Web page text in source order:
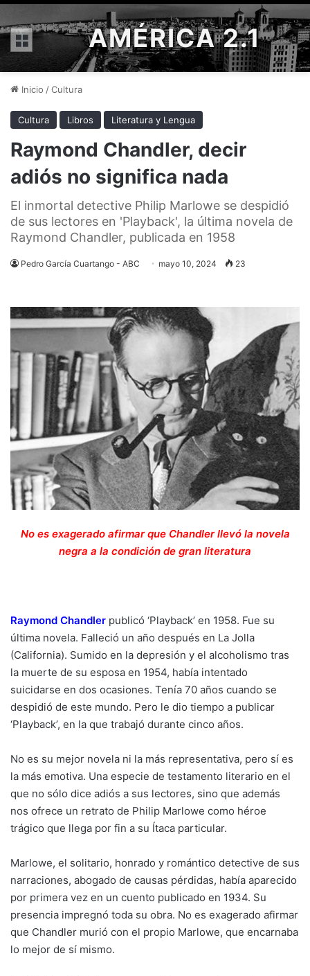
Menú AMÉRICA 2.1
Inicio /Cultura
Cultura Libros Literatura y Lengua
Raymond Chandler, decir
adiós no significa nada
El inmortal detective Philip Marlowe se despidió
de sus lectores en 'Playback', la última novela de
Raymond Chandler, publicada en 1958
Pedro García Cuartango - ABC mayo 10, 2024 23
No es exagerado afirmar que Chandler llevó la novela
negra a la condición de gran literatura
Raymond Chandler publicó ‘Playback’ en 1958. Fue su
última novela. Falleció un año después en La Jolla
(California). Sumido en la depresión y el alcoholismo tras
la muerte de su esposa en 1954, había intentado
suicidarse en dos ocasiones. Tenía 70 años cuando se
despidió de este mundo. Pero le dio tiempo a publicar
‘Playback’, en la que trabajó durante cinco años.
No es su mejor novela ni la más representativa, pero sí es
la más emotiva. Una especie de testamento literario en el
que no sólo dice adiós a sus lectores, sino que además
nos ofrece un retrato de Philip Marlowe como héroe
trágico que llega por fin a su Ítaca particular.
Marlowe, el solitario, honrado y romántico detective de sus
narraciones, abogado de causas pérdidas, había aparecido
por primera vez en un cuento publicado en 1934. Su
presencia impregnó toda su obra. No es exagerado afirmar
que Chandler murió con el propio Marlowe, que encarnaba
lo mejor de sí mismo.